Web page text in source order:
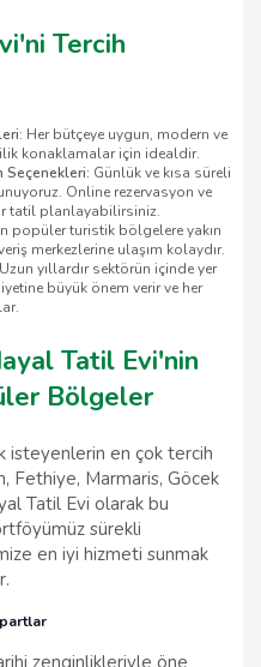
Tercih
Her bütçeye uygun, modern ve
konaklamalar için idealdir.
Seçenekleri: Günlük ve kısa süreli
Online rezervasyon ve
tatil planlayabilirsiniz.
popüler turistik bölgelere yakın
merkezlerine ulaşım kolaydır.
Uzun yıllardır sektörün içinde yer
büyük önem verir ve her
Tatil Evi'nin
Bölgeler
isteyenlerin en çok tercih
Fethiye, Marmaris, Göcek
Tatil Evi olarak bu
sürekli
en iyi hizmeti sunmak
zenginlikleriyle öne